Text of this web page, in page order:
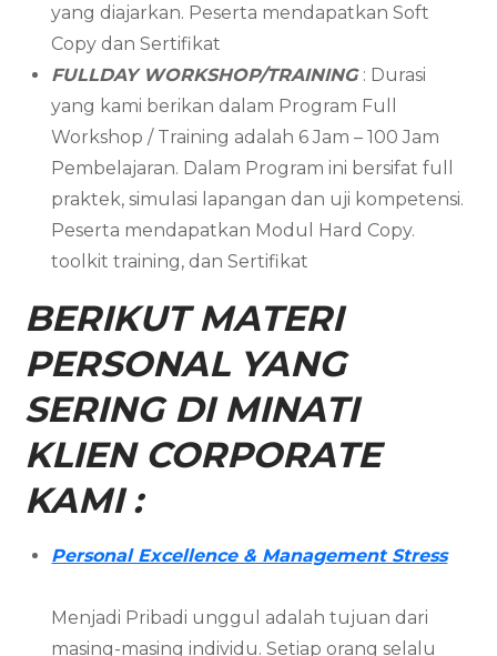
yang diajarkan. Peserta mendapatkan Soft
Copy dan Sertifikat
FULLDAY WORKSHOP/TRAINING : Durasi
yang kami berikan dalam Program Full
Workshop / Training adalah 6 Jam – 100 Jam
Pembelajaran. Dalam Program ini bersifat full
praktek, simulasi lapangan dan uji kompetensi.
Peserta mendapatkan Modul Hard Copy.
toolkit training, dan Sertifikat
BERIKUT MATERI
PERSONAL YANG
SERING DI MINATI
KLIEN CORPORATE
KAMI :
Personal Excellence & Management Stress
Menjadi Pribadi unggul adalah tujuan dari
masing-masing individu. Setiap orang selalu